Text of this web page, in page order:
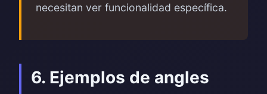
necesitan ver funcionalidad específica.
6. Ejemplos de angles